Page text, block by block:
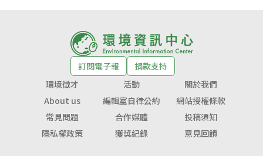
訂閱電子報
捐款支持
環境徵才
活動
關於我們
About us
編輯室自律公約
網站授權條款
常見問題
合作媒體
投稿須知
隱私權政策
獲獎紀錄 意見回饋